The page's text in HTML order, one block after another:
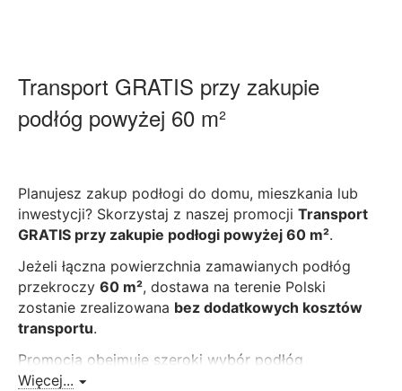
Transport GRATIS przy zakupie
podłóg powyżej 60 m²
Planujesz zakup podłogi do domu, mieszkania lub
inwestycji? Skorzystaj z naszej promocji Transport
GRATIS przy zakupie podłogi powyżej 60 m².
Jeżeli łączna powierzchnia zamawianych podłóg
przekroczy 60 m², dostawa na terenie Polski
zostanie zrealizowana bez dodatkowych kosztów
transportu.
Promocja obejmuje szeroki wybór podłóg
dostępnych w naszej ofercie, w tym:
Więcej...